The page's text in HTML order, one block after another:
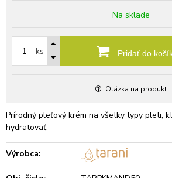
Na sklade
ks Pridať do
Otázka na produkt
Prírodný pleťový krém na všetky typy pleti,
hydratovať.
Výrobca: